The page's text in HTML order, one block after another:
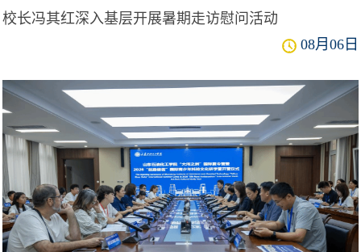
校长冯其红深入基层开展暑期走访慰问活动
08月06日